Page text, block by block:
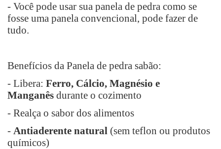
- Você pode usar sua panela de pedra como se
fosse uma panela convencional, pode fazer de
tudo.
Benefícios da Panela de pedra sabão:
- Libera: Ferro, Cálcio, Magnésio e
Manganês durante o cozimento
- Realça o sabor dos alimentos
- Antiaderente natural (sem teflon ou produtos
químicos)